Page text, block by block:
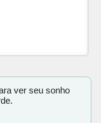
ver seu sonho